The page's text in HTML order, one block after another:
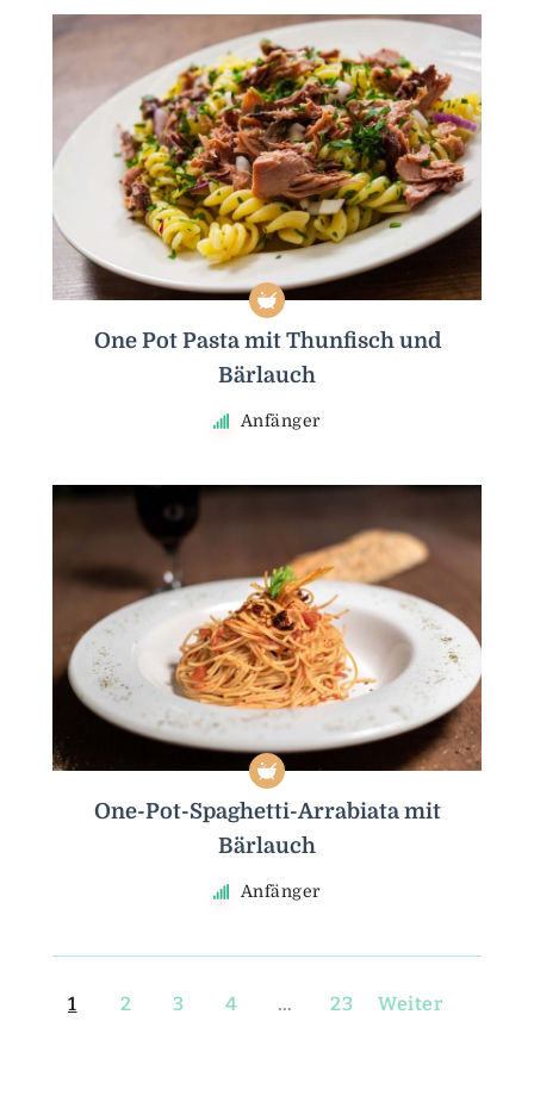
One Pot Pasta mit Thunfisch und
Bärlauch
Anfänger
One-Pot-Spaghetti-Arrabiata mit
Bärlauch
Anfänger
1 2 3 4 … 23 Weiter